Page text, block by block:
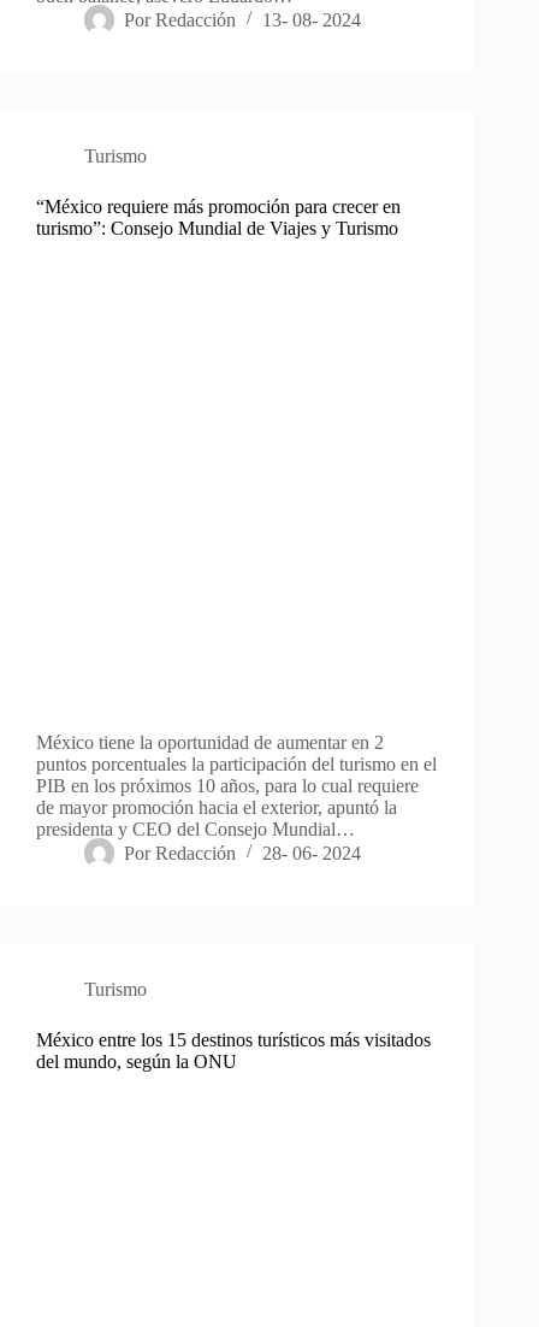
Por Redacción 13- 08- 2024
Turismo
“México requiere más promoción para crecer en
turismo”: Consejo Mundial de Viajes y Turismo
México tiene la oportunidad de aumentar en 2
puntos porcentuales la participación del turismo en el
PIB en los próximos 10 años, para lo cual requiere
de mayor promoción hacia el exterior, apuntó la
presidenta y CEO del Consejo Mundial…
Por Redacción 28- 06- 2024
Turismo
México entre los 15 destinos turísticos más visitados
del mundo, según la ONU